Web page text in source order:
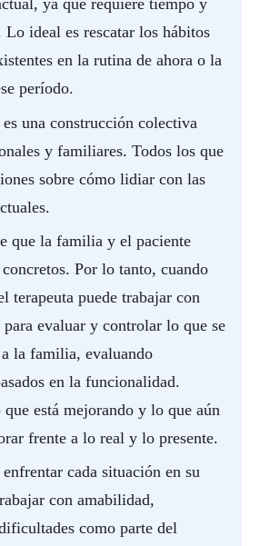
ya que requiere tiempo y
ideal es rescatar los hábitos
en la rutina de ahora o la
período.
es una construcción colectiva
y familiares. Todos los que
sobre cómo lidiar con las
que la familia y el paciente
Por lo tanto, cuando
terapeuta puede trabajar con
evaluar y controlar lo que se
la familia, evaluando
​​en la funcionalidad.
está mejorando y lo que aún
frente a lo real y lo presente.
cada situación en su
con amabilidad,
como parte del